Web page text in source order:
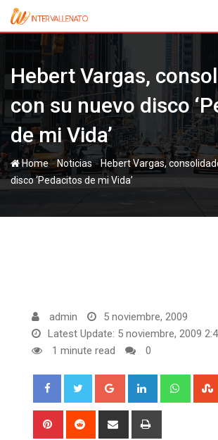
Skip
Hebert Vargas,
con su nuevo disco
de mi Vida’
Home-Noticias-Hebert Vargas,
disco ‘Pedacitos de mi Vida’
admin
5 noviembre, 2009
Latest Update: 5 noviembre, 2009
1 minute read
0
Google+ LinkedIn
Pinterest Reddit
Share